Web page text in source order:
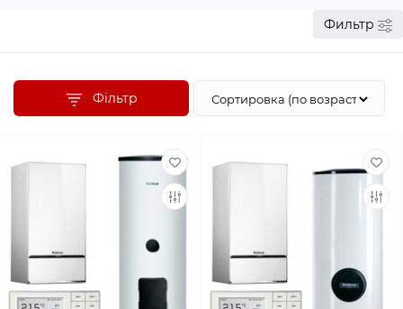
Фильтр
Фільтр